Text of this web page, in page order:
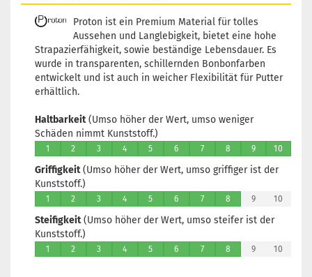
Proton ist ein Premium Material für tolles
Aussehen und Langlebigkeit, bietet eine hohe
Strapazierfähigkeit, sowie beständige Lebensdauer. Es
wurde in transparenten, schillernden Bonbonfarben
entwickelt und ist auch in weicher Flexibilität für Putter
erhältlich.
Haltbarkeit(Umso höher der Wert, umso weniger
Schäden nimmt Kunststoff.)
1 2 3 4 5 6 7 8 9 10
Griffigkeit(Umso höher der Wert, umso griffiger ist der
Kunststoff.)
1 2 3 4 5 6 7 8 9 10
Steifigkeit(Umso höher der Wert, umso steifer ist der
Kunststoff.)
1 2 3 4 5 6 7 8 9 10